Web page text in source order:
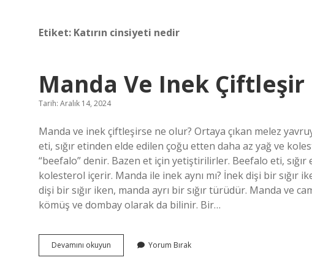
Etiket: Katırın cinsiyeti nedir
Manda Ve Inek Çiftleşir
Tarih: Aralık 14, 2024
Manda ve inek çiftleşirse ne olur? Ortaya çıkan melez
eti, sığır etinden elde edilen çoğu etten daha az yağ ve
“beefalo” denir. Bazen et için yetiştirilirler. Beefalo eti,
kolesterol içerir. Manda ile inek aynı mı? İnek dişi bir sığır
dişi bir sığır iken, manda ayrı bir sığır türüdür. Manda ve
kömüş ve dombay olarak da bilinir. Bir…
Devamını okuyun
Ve
Yorum Bırak